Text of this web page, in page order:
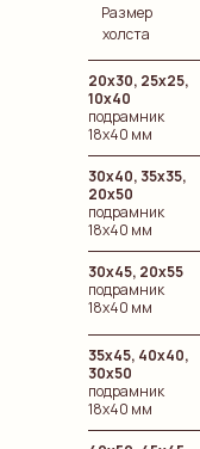
Размер
холста
20х30, 25х25,
10х40
подрамник
18х40 мм
30х40, 35х35,
20х50
подрамник
18х40 мм
30x45, 20х55
подрамник
18х40 мм
35х45, 40х40,
30х50
подрамник
18х40 мм